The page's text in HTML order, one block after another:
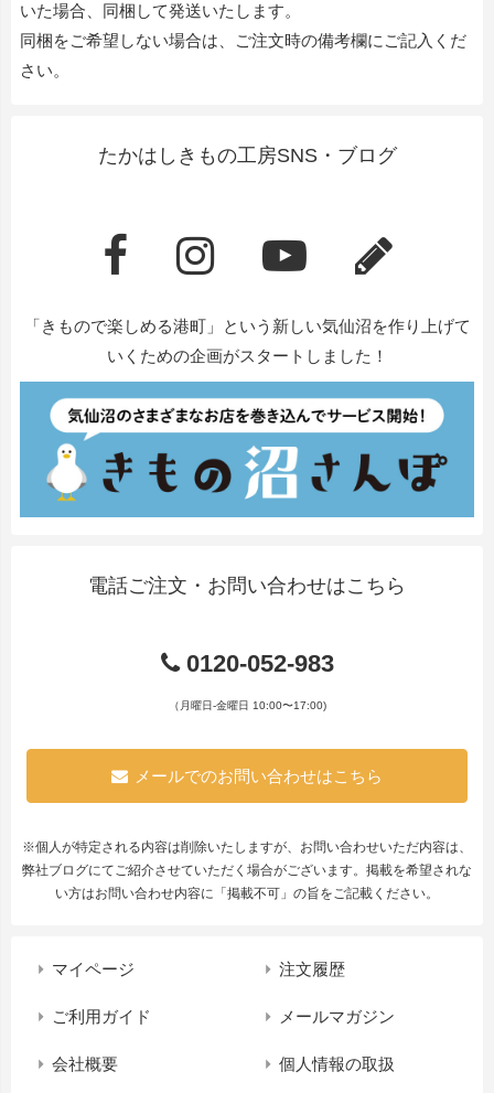
いた場合、同梱して発送いたします。
同梱をご希望しない場合は、ご注文時の備考欄にご記入くだ
さい。
たかはしきもの工房SNS・ブログ
「きもので楽しめる港町」という新しい気仙沼を作り上げて
いくための企画がスタートしました！
電話ご注文・お問い合わせはこちら
0120-052-983
（月曜日-金曜日 10:00〜17:00)
メールでのお問い合わせはこちら
※個人が特定される内容は削除いたしますが、お問い合わせいただ内容は、
弊社ブログにてご紹介させていただく場合がございます。掲載を希望されな
い方はお問い合わせ内容に「掲載不可」の旨をご記載ください。
マイページ 注文履歴
ご利用ガイド メールマガジン
会社概要 個人情報の取扱